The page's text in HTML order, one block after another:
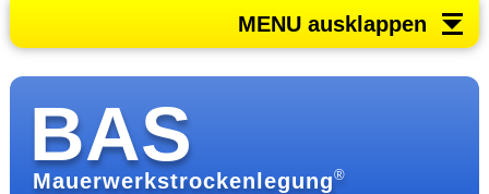
MENU ausklappen
BAS
Mauerwerkstrockenlegung®